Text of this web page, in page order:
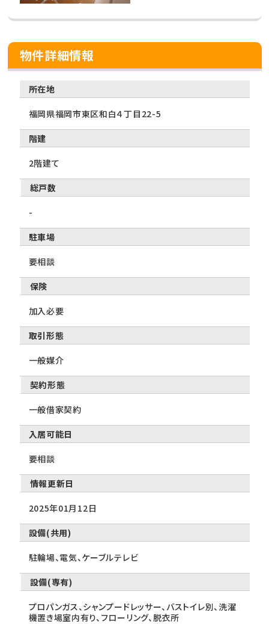
物件詳細情報
所在地
福岡県福岡市東区和白４丁目22-5
階建
2階建て
総戸数
-
駐車場
要相談
保険
加入必要
取引形態
一般媒介
契約形態
一般借家契約
入居可能日
要相談
情報更新日
2025年01月12日
設備(共用)
駐輪場、電気、ケーブルテレビ
設備(専有)
プロパンガス、シャンプードレッサー、バストイレ別、洗濯
機置き場室内有り、フローリング、脱衣所